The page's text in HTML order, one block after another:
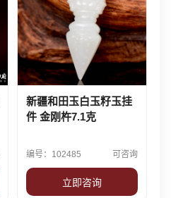
新疆和田玉白玉籽玉挂
件 金刚杵7.1克
编号：102485 可咨询
立即咨询